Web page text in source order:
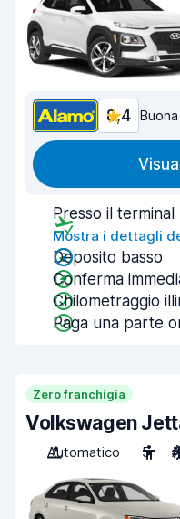
8,4 Buona
Presso il terminal
Mostra i dettagli
Deposito basso
Conferma
Chilometraggio
Paga una parte
Zero franchigia
Volkswagen
Automatico
5